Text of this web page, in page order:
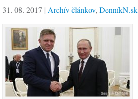
31. 08. 2017 | Archív článkov, DenníkN.sk